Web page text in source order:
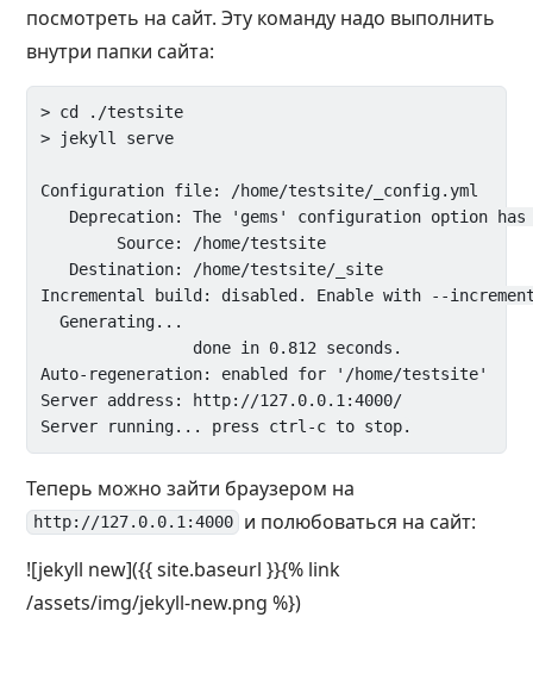
посмотреть на сайт. Эту команду надо выполнить
внутри папки сайта:
> cd ./testsite
> jekyll serve
Configuration file: /home/testsite/_config.yml
Deprecation: The 'gems' configuration option
        Source: /home/testsite
   Destination: /home/testsite/_site
Incremental build: disabled. Enable with --
  Generating...
                done in 0.812 seconds.
Auto-regeneration: enabled for '/home/testsite'
Server address: http://127.0.0.1:4000/
Теперь можно зайти браузером на
http://127.0.0.1:4000
и полюбоваться на сайт:
![jekyll new]({{ site.baseurl }}{% link
/assets/img/jekyll-new.png %})